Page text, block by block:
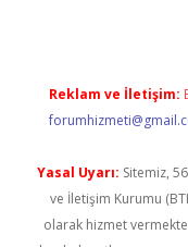
Reklam ve İletişim:
Yasal Uyarı: Sitemiz,
ve İletişim Kurumu
olarak hizmet